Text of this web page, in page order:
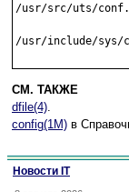
/usr/src/uts/
/usr/include/sys/
СМ. ТАКЖЕ
dfile(4).
config(1M) в
Новости IT